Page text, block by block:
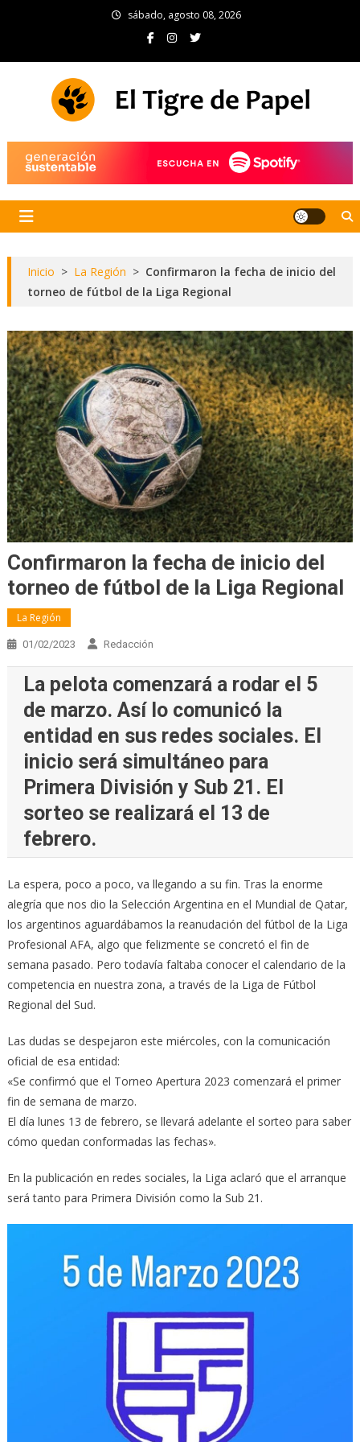
sábado, agosto 08, 2026
Inicio > La Región > Confirmaron la fecha de inicio del
torneo de fútbol de la Liga Regional
Confirmaron la fecha de inicio del
torneo de fútbol de la Liga Regional
La Región
01/02/2023 Redacción
La pelota comenzará a rodar el 5
de marzo. Así lo comunicó la
entidad en sus redes sociales. El
inicio será simultáneo para
Primera División y Sub 21. El
sorteo se realizará el 13 de
febrero.
La espera, poco a poco, va llegando a su fin. Tras la enorme
alegría que nos dio la Selección Argentina en el Mundial de Qatar,
los argentinos aguardábamos la reanudación del fútbol de la Liga
Profesional AFA, algo que felizmente se concretó el fin de
semana pasado. Pero todavía faltaba conocer el calendario de la
competencia en nuestra zona, a través de la Liga de Fútbol
Regional del Sud.
Las dudas se despejaron este miércoles, con la comunicación
oficial de esa entidad:
«Se confirmó que el Torneo Apertura 2023 comenzará el primer
fin de semana de marzo.
El día lunes 13 de febrero, se llevará adelante el sorteo para saber
cómo quedan conformadas las fechas».
En la publicación en redes sociales, la Liga aclaró que el arranque
será tanto para Primera División como la Sub 21.